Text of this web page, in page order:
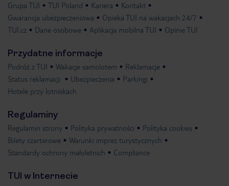
Grupa TUI TUI Poland Kariera
Kontakt
Gwarancja ubezpieczeniowa
Opieka TUI na wakacjach 24/7
TUI.cz
Dane osobowe Aplikacja mobilna TUI Opinie TUI
Przydatne informacje
Podróż z TUI Wakacje samolotem
Reklamacje
Status reklamacji
Ubezpieczenia
Parkingi
Hotele przy lotniskach
Regulaminy
Regulamin strony Polityka prywatności
Polityka cookies
Bilety czarterowe
Warunki imprez turystycznych
Standardy ochrony małoletnich
Compliance
TUI w Internecie